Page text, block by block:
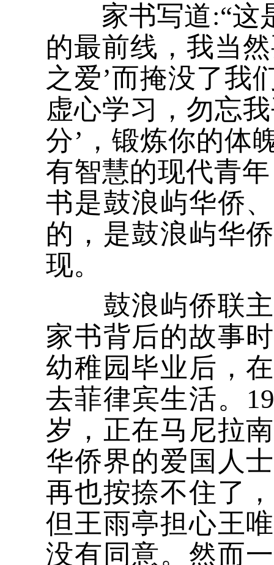
家书写道:“这是
的最前线，我当
之爱’而掩没了我
虚心学习，勿忘
分’，锻炼你的体
有智慧的现代青
书是鼓浪屿华侨
的，是鼓浪屿华
现。
鼓浪屿侨联主
家书背后的故事
幼稚园毕业后，
去菲律宾生活。
岁，正在马尼拉
华侨界的爱国人
再也按捺不住了
但王雨亭担心王
没有同意。然而